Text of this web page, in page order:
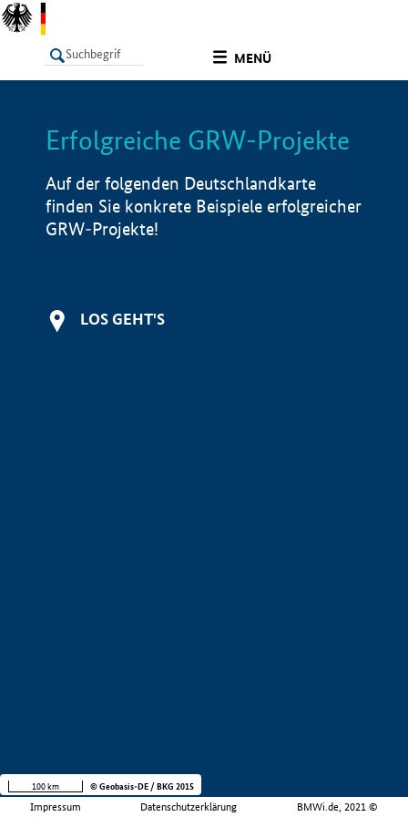
MENÜ
LISTE Info
Erfolgreiche GRW-Projekte
Auf der folgenden Deutschlandkarte
finden Sie konkrete Beispiele erfolgreicher
GRW-Projekte!
LOS GEHT'S
Impressum Datenschutzerklärung BMWi.de, 2021 ©
100 km © Geobasis-DE / BKG 2015